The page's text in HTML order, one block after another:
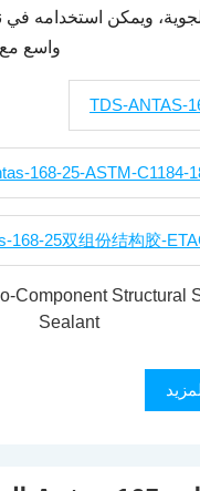
ويمكن استخدامه
واسع
TDS-ANTAS-
168-25-ASTM-C1184-
168-25双组份结构胶-